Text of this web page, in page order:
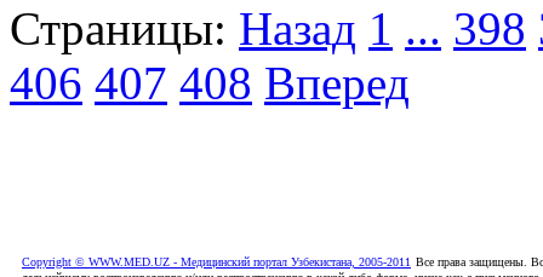
Страницы: Назад 1 ... 398
406 407 408 Вперед
Copyright © WWW.MED.UZ - Медицинский портал Узбекистана, 2005-2011 Все права защищены.